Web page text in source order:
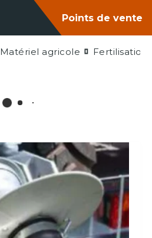
Points de vente
Matériel agricole